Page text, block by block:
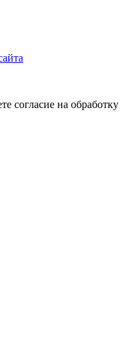
согласие на обработку